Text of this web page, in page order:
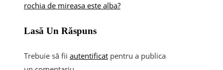
rochia de mireasa este alba?
Lasă Un Răspuns
Trebuie să fii autentificat pentru a publica